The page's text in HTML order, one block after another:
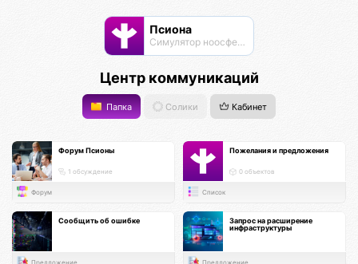
Псиона
Cимулятор ноосферы
Центр коммуникаций
Папка Солики Кабинет
Форум Псионы
1 обсуждение
Форум
Пожелания и предложения
0 объектов
Список
Сообщить об ошибке
Запрос на расширение
инфраструктуры